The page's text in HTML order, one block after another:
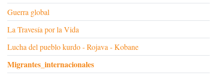
Guerra global
La Travesía por la Vida
Lucha del pueblo kurdo - Rojava - Kobane
Migrantes_internacionales